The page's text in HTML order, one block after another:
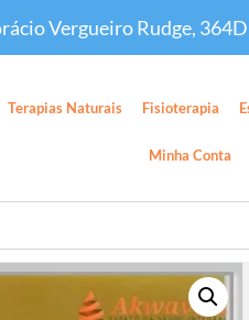
Vergueiro Rudge,
Terapias Naturais Fisioterapia
Minha Conta